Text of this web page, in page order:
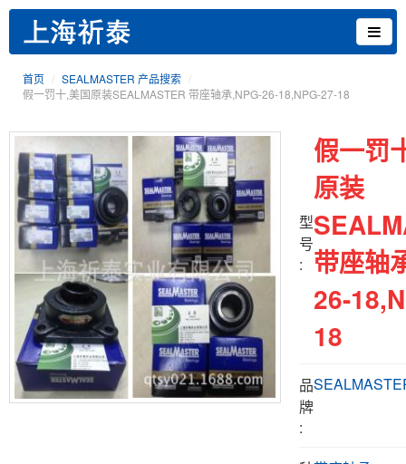
首页
SEALMASTER 产品搜索
假一罚十,美国原装SEALMASTER 带座轴承,NPG-26-18,NPG-27-18
型
号
:
假一罚
原装
带座轴
26-
18
品
牌
: